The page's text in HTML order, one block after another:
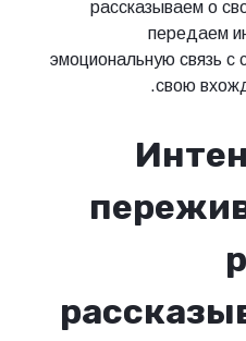
рассказываем о
передаем
эмоциональную связь
свою